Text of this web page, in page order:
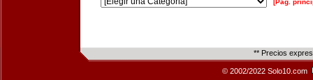
[Pág.
** Precios
© 2002/2022 Solo10.com